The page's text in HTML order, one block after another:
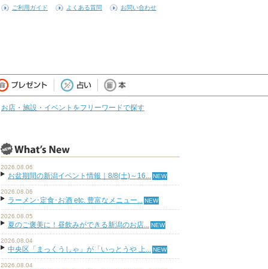
ご利用ガイド よくある質問 お問い合わせ
お店・施設・イベントをフリーワードで探す
2026.08.06
お盆期間の新潟イベント情報｜8/8(土)～16...
2026.08.06
ラーメン･定食･お酒 etc. 豊富なメニュー...
2026.08.05
夏のご褒美に！昼飲みができる新潟のお店...
2026.08.04
中央区「まっくうしゃ」が「いっとうや 上...
2026.08.04